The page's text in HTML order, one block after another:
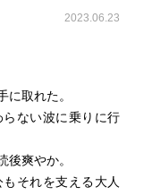
2023.06.23
取れた。
ない波に乗りに行
爽やか。
それを支える大人